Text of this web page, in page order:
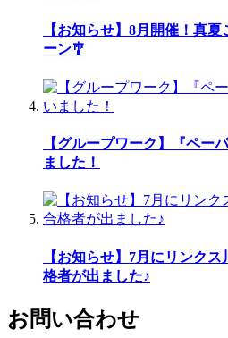
【お知らせ】8月開催！真
ーン🎐
【グループワーク】『ペー
ました！
【お知らせ】7月にリンク
格者が出ました♪
お問い合わせ